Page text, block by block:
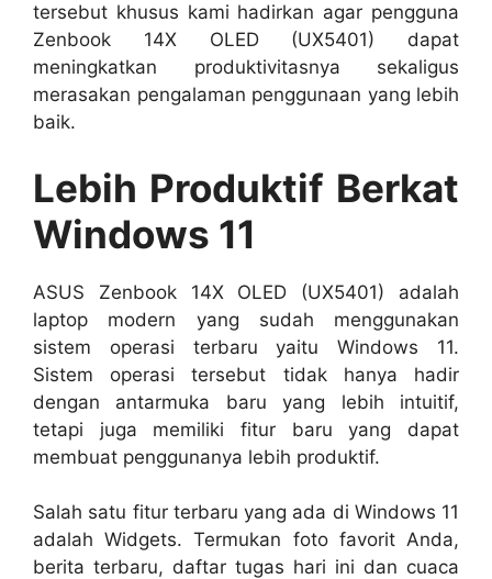
tersebut khusus kami hadirkan agar pengguna
Zenbook 14X OLED (UX5401) dapat
meningkatkan produktivitasnya sekaligus
merasakan pengalaman penggunaan yang lebih
baik.
Lebih Produktif Berkat
Windows 11
ASUS Zenbook 14X OLED (UX5401) adalah
laptop modern yang sudah menggunakan
sistem operasi terbaru yaitu Windows 11.
Sistem operasi tersebut tidak hanya hadir
dengan antarmuka baru yang lebih intuitif,
tetapi juga memiliki fitur baru yang dapat
membuat penggunanya lebih produktif.
Salah satu fitur terbaru yang ada di Windows 11
adalah Widgets. Termukan foto favorit Anda,
berita terbaru, daftar tugas hari ini dan cuaca